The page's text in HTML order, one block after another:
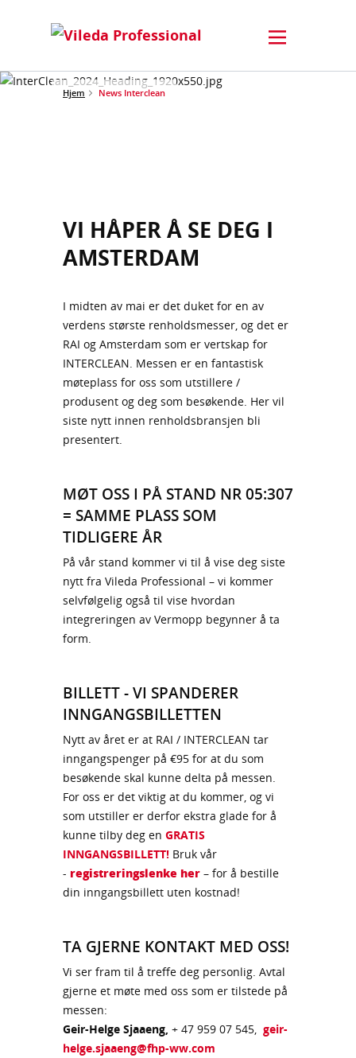
Hjem News Interclean
VI HÅPER Å SE DEG I
AMSTERDAM
I midten av mai er det duket for en av
verdens største renholdsmesser, og det er
RAI og Amsterdam som er vertskap for
INTERCLEAN. Messen er en fantastisk
møteplass for oss som utstillere /
produsent og deg som besøkende. Her vil
siste nytt innen renholdsbransjen bli
presentert.
MØT OSS I PÅ STAND NR 05:307
= SAMME PLASS SOM
TIDLIGERE ÅR
På vår stand kommer vi til å vise deg siste
nytt fra Vileda Professional – vi kommer
selvfølgelig også til vise hvordan
integreringen av Vermopp begynner å ta
form.
BILLETT - VI SPANDERER
INNGANGSBILLETTEN
Nytt av året er at RAI / INTERCLEAN tar
inngangspenger på €95 for at du som
besøkende skal kunne delta på messen.
For oss er det viktig at du kommer, og vi
som utstiller er derfor ekstra glade for å
kunne tilby deg en GRATIS
INNGANGSBILLETT! Bruk vår
- registreringslenke her – for å bestille
din inngangsbillett uten kostnad!
TA GJERNE KONTAKT MED OSS!
Vi ser fram til å treffe deg personlig. Avtal
gjerne et møte med oss som er tilstede på
messen:
Geir-Helge Sjaaeng, + 47 959 07 545, geir-
helge.sjaaeng@fhp-ww.com